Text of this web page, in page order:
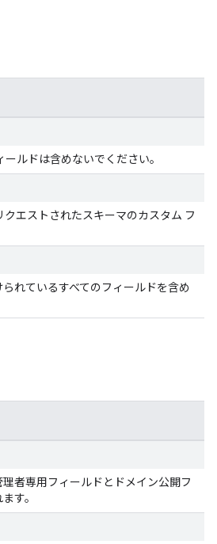
ルドは含めないでください。
クエストされたスキーマのカスタム フ
れているすべてのフィールドを含め
者専用フィールドとドメイン公開フ
す。